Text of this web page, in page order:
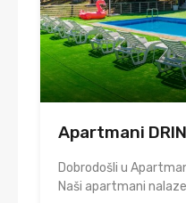
Apartmani
Dobrodošli u
Naši apartmani